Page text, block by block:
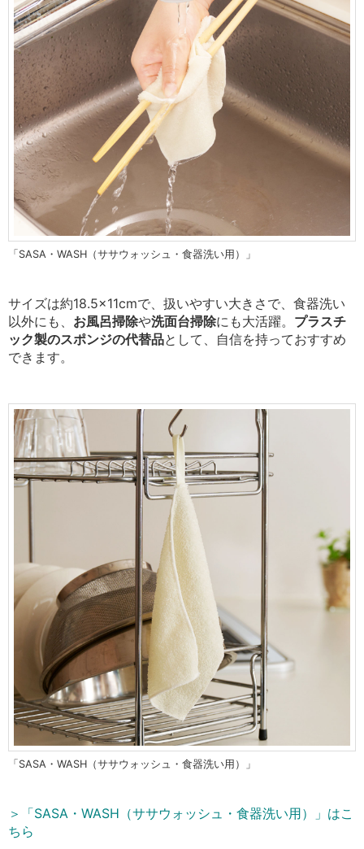
「SASA・WASH（ササウォッシュ・食器洗い用）」
サイズは約18.5×11cmで、扱いやすい大きさで、食器洗い
以外にも、 お風呂掃除や洗面台掃除にも大活躍。 プラスチ
ック製のスポンジの代替品として、自信を持っておすすめ
できます。
「SASA・WASH（ササウォッシュ・食器洗い用）」
＞「SASA・WASH（ササウォッシュ・食器洗い用）」はこ
ちら